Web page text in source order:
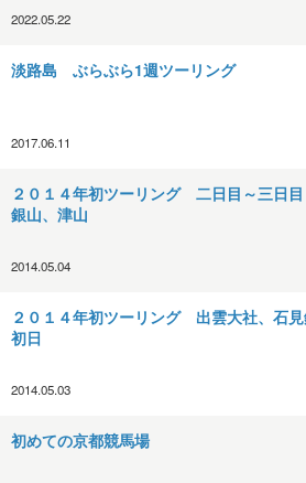
2022.05.22
淡路島 ぶらぶら1週ツーリング
2017.06.11
２０１４年初ツーリング 二日目～三日
銀山、津山
2014.05.04
２０１４年初ツーリング 出雲大社、石
初日
2014.05.03
初めての京都競馬場